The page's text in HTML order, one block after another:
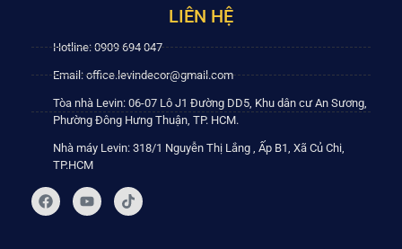
LIÊN HỆ
Hotline: 0909 694 047
Email: office.levindecor@gmail.com
Tòa nhà Levin: 06-07 Lô J1 Đường DD5, Khu dân cư An Sương,
Phường Đông Hưng Thuận, TP. HCM.
Nhà máy Levin: 318/1 Nguyễn Thị Lắng , Ấp B1, Xã Củ Chi,
TP.HCM